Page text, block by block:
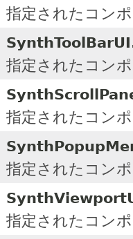
指定されたコン
指定されたコン
指定されたコン
指定されたコン
指定されたコン